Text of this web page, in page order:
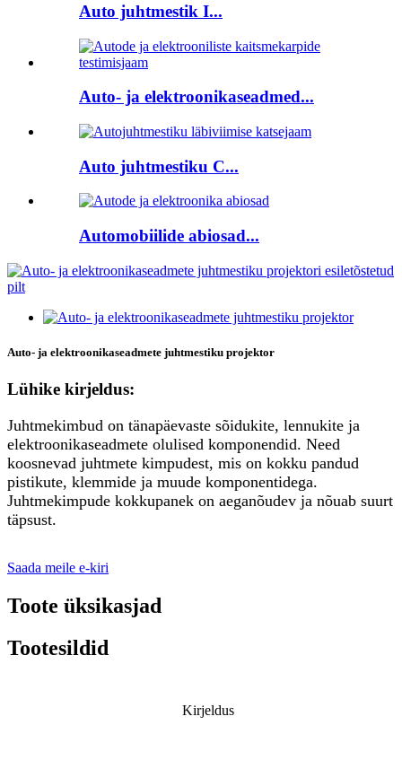
Auto juhtmestik I...
Auto- ja elektroonikaseadmed...
Auto juhtmestiku C...
Automobiilide abiosad...
Auto- ja elektroonikaseadmete juhtmestiku projektor
Lühike kirjeldus:
Juhtmekimbud on tänapäevaste sõidukite, lennukite ja
elektroonikaseadmete olulised komponendid. Need
koosnevad juhtmete kimpudest, mis on kokku pandud
pistikute, klemmide ja muude komponentidega.
Juhtmekimpude kokkupanek on aeganõudev ja nõuab suurt
täpsust.
Saada meile e-kiri
Toote üksikasjad
Tootesildid
Kirjeldus